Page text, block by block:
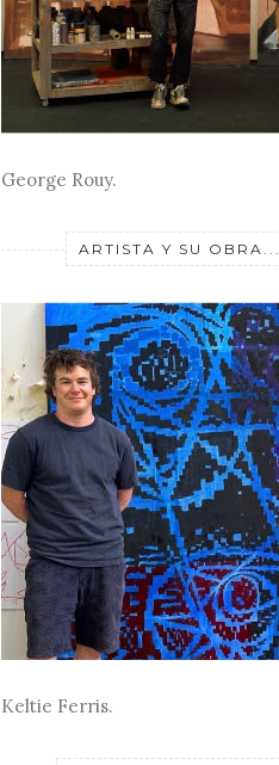
George Rouy.
ARTISTA Y SU OBRA...
Keltie Ferris.